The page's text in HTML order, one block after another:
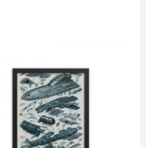
precios:
desde
33,03 €
hasta
46,40 €